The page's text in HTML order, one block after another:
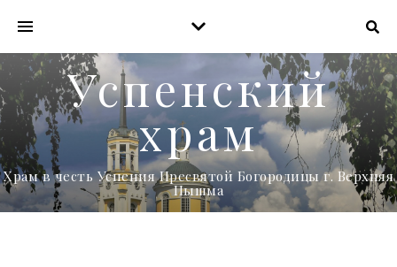
Успенский
храм
Храм в честь Успения Пресвятой Богородицы г. Верхняя
Пышма